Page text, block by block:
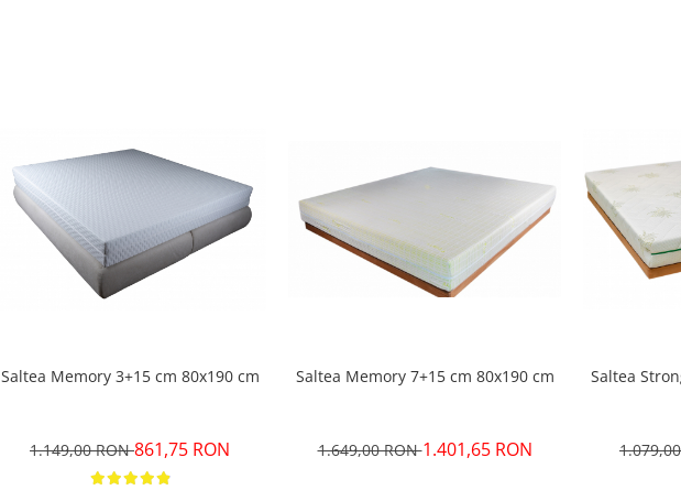
Saltea Memory 3+15 cm 80x190 cm
1.149,00 RON861,75 RON
Saltea Memory 7+15 cm 80x190 cm
1.649,00 RON1.401,65 RON
Saltea